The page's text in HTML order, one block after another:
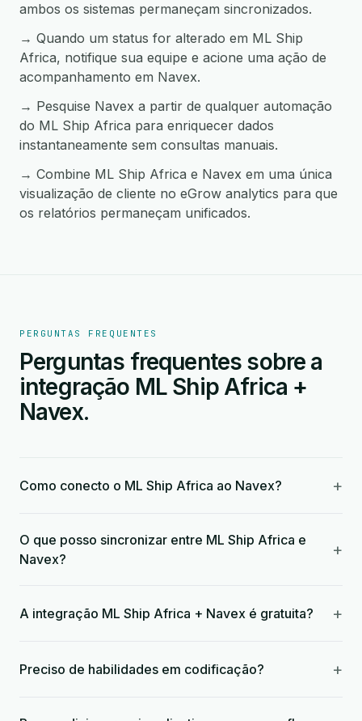
ambos os sistemas permaneçam sincronizados.
→ Quando um status for alterado em ML Ship
Africa, notifique sua equipe e acione uma ação de
acompanhamento em Navex.
→ Pesquise Navex a partir de qualquer automação
do ML Ship Africa para enriquecer dados
instantaneamente sem consultas manuais.
→ Combine ML Ship Africa e Navex em uma única
visualização de cliente no eGrow analytics para que
os relatórios permaneçam unificados.
PERGUNTAS FREQUENTES
Perguntas frequentes sobre a
integração ML Ship Africa +
Navex.
Como conecto o ML Ship Africa ao Navex? +
O que posso sincronizar entre ML Ship Africa e
Navex?
+
A integração ML Ship Africa + Navex é gratuita? +
Preciso de habilidades em codificação? +